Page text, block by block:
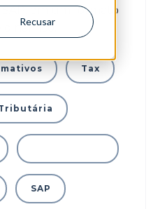
Recusar
em um formato
dinâmico.
Tax
SAP